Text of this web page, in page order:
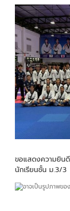
View
Larger
Image
ขอแสดงความยิน
นักเรียนชั้น ม.3/3